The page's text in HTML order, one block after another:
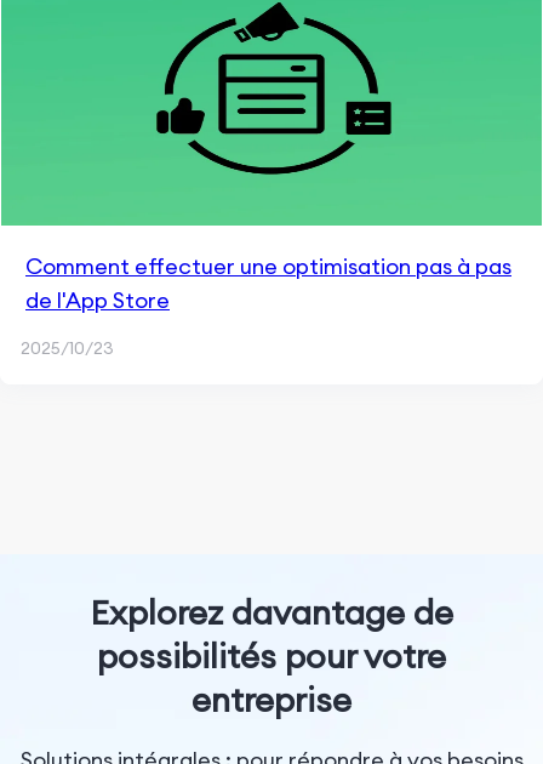
Comment effectuer une optimisation pas à pas
de l'App Store
2025/10/23
Explorez davantage de
possibilités pour votre
entreprise